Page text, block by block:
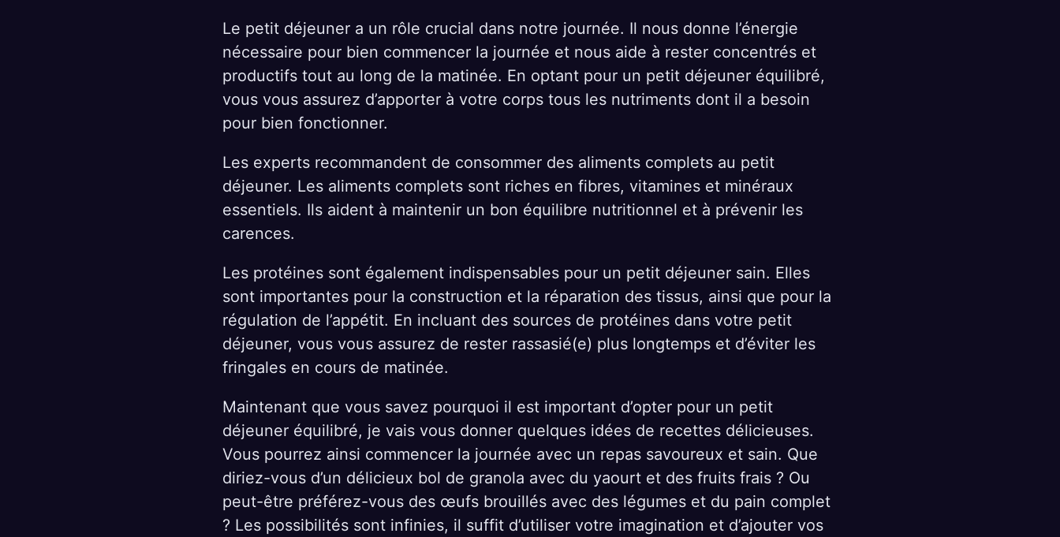
Le petit déjeuner a un rôle crucial dans notre journée. Il nous donne l’énergie
nécessaire pour bien commencer la journée et nous aide à rester concentrés et
productifs tout au long de la matinée. En optant pour un petit déjeuner équilibré,
vous vous assurez d’apporter à votre corps tous les nutriments dont il a besoin
pour bien fonctionner.
Les experts recommandent de consommer des aliments complets au petit
déjeuner. Les aliments complets sont riches en fibres, vitamines et minéraux
essentiels. Ils aident à maintenir un bon équilibre nutritionnel et à prévenir les
carences.
Les protéines sont également indispensables pour un petit déjeuner sain. Elles
sont importantes pour la construction et la réparation des tissus, ainsi que pour la
régulation de l’appétit. En incluant des sources de protéines dans votre petit
déjeuner, vous vous assurez de rester rassasié(e) plus longtemps et d’éviter les
fringales en cours de matinée.
Maintenant que vous savez pourquoi il est important d’opter pour un petit
déjeuner équilibré, je vais vous donner quelques idées de recettes délicieuses.
Vous pourrez ainsi commencer la journée avec un repas savoureux et sain. Que
diriez-vous d’un délicieux bol de granola avec du yaourt et des fruits frais ? Ou
peut-être préférez-vous des œufs brouillés avec des légumes et du pain complet
? Les possibilités sont infinies, il suffit d’utiliser votre imagination et d’ajouter vos